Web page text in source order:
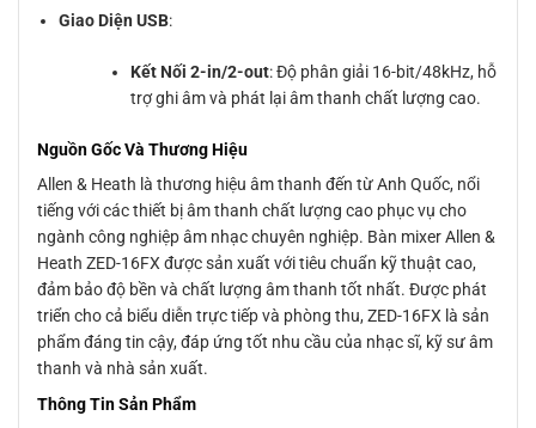
Giao Diện USB:
Kết Nối 2-in/2-out: Độ phân giải 16-bit/48kHz, hỗ
trợ ghi âm và phát lại âm thanh chất lượng cao.
Nguồn Gốc Và Thương Hiệu
Allen & Heath là thương hiệu âm thanh đến từ Anh Quốc, nổi
tiếng với các thiết bị âm thanh chất lượng cao phục vụ cho
ngành công nghiệp âm nhạc chuyên nghiệp. Bàn mixer Allen &
Heath ZED-16FX được sản xuất với tiêu chuẩn kỹ thuật cao,
đảm bảo độ bền và chất lượng âm thanh tốt nhất. Được phát
triển cho cả biểu diễn trực tiếp và phòng thu, ZED-16FX là sản
phẩm đáng tin cậy, đáp ứng tốt nhu cầu của nhạc sĩ, kỹ sư âm
thanh và nhà sản xuất.
Thông Tin Sản Phẩm